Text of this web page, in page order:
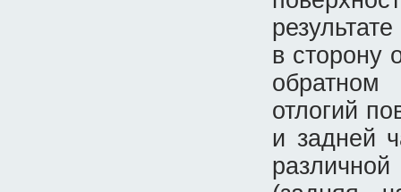
в сторону
отлогий
и задней